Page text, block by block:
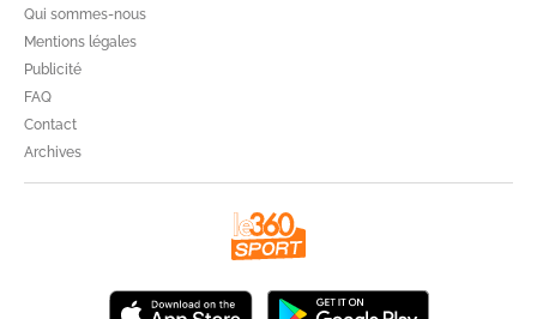
Qui sommes-nous
Mentions légales
Publicité
FAQ
Contact
Archives